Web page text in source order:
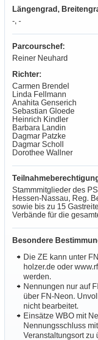
Längengrad,
-, -
Parcourschef:
Reiner Neuhard
Richter:
Carmen Brendel
Linda Fellmann
Anahita Genserich
Sebastian Gloede
Heinrich Kindler
Barbara Landin
Dagmar Patzke
Dagmar Scholl
Dorothee Wallner
Stammmitglieder des
Hessen-Nassau, Reg.
sowie bis zu 15
Verbände für die
Besondere
Die ZE kann unter
holzer.de oder
werden.
Nennungen nur auf
über FN-Neon.
nicht bearbeitet.
Einsätze WBO mit
Nennungsschluss
Veranstaltungsort zu